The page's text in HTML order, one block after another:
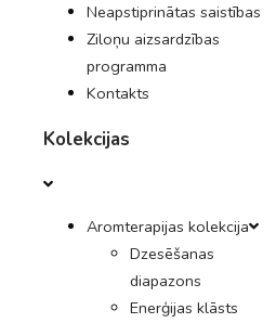
Neapstiprinātas saistības
Ziloņu aizsardzības
programma
Kontakts
Kolekcijas
Aromterapijas kolekcija
Dzesēšanas
diapazons
Enerģijas klāsts